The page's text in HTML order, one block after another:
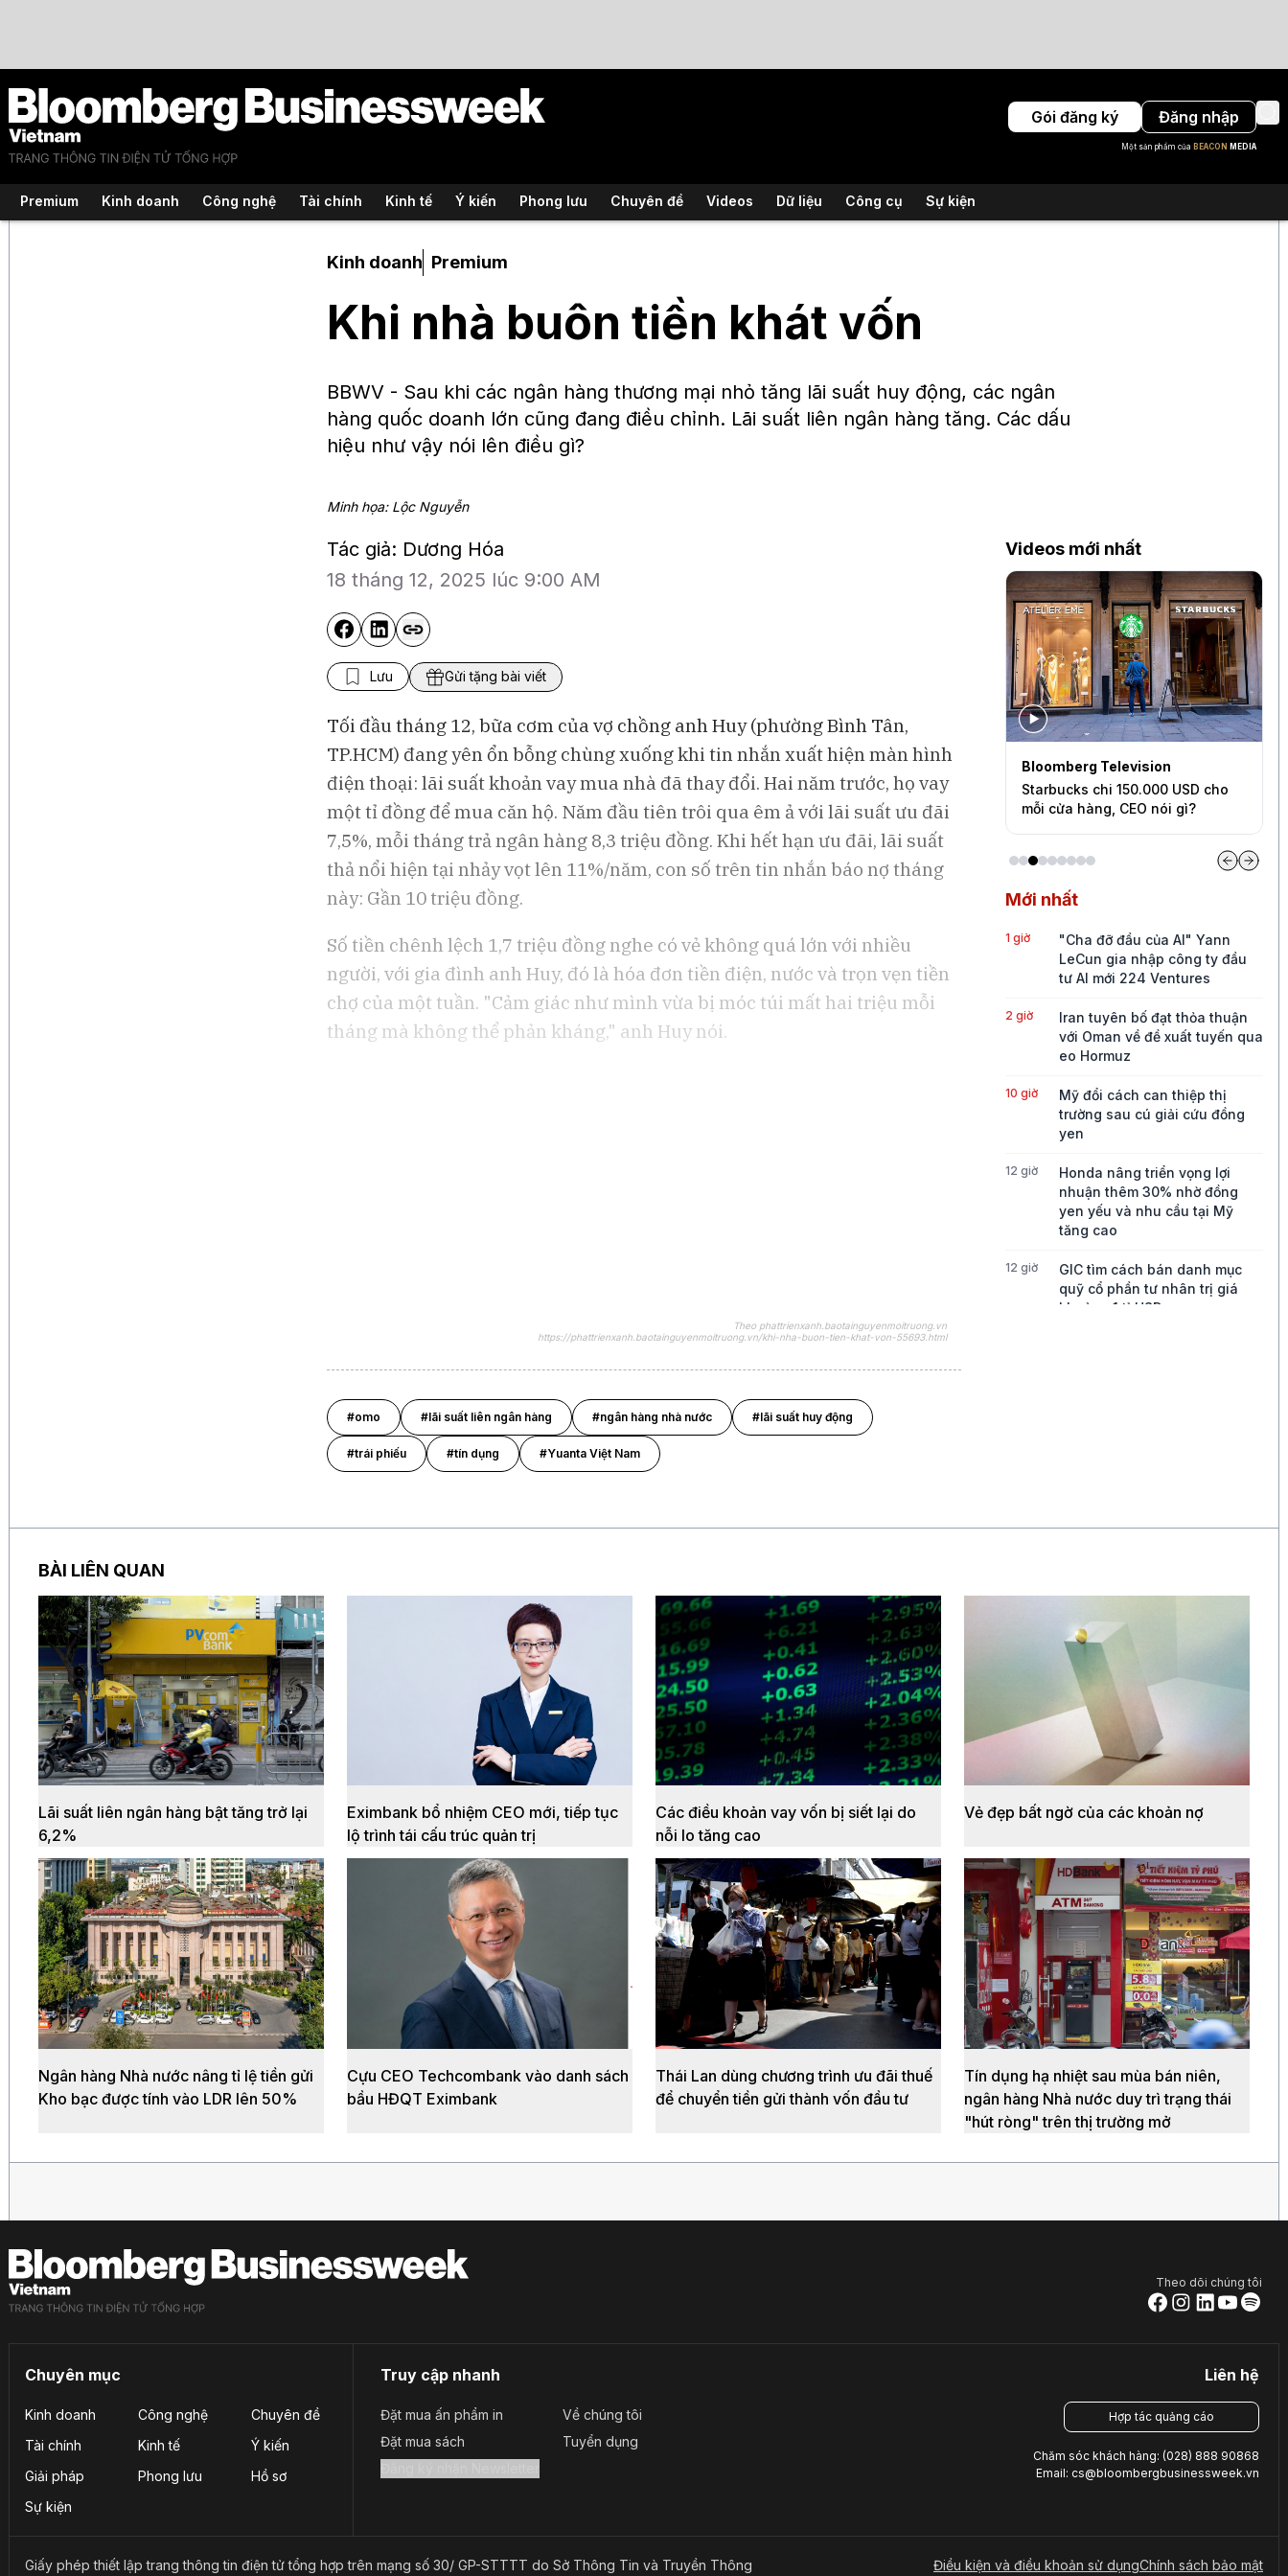
Gói đăng ký Đăng nhập
Một sản phẩm của BEACON MEDIA
Premium Kinh doanh Công nghệ Tài chính Kinh tế Ý kiến Phong lưu Chuyên đề Videos Dữ liệu Công cụ Sự kiện
Kinh doanh Premium
Khi nhà buôn tiền khát vốn
BBWV - Sau khi các ngân hàng thương mại nhỏ tăng lãi suất huy động, các ngân
hàng quốc doanh lớn cũng đang điều chỉnh. Lãi suất liên ngân hàng tăng. Các dấu
hiệu như vậy nói lên điều gì?
Minh họa: Lộc Nguyễn
Tác giả: Dương Hóa
18 tháng 12, 2025 lúc 9:00 AM
Lưu Gửi tặng bài viết
Tối đầu tháng 12, bữa cơm của vợ chồng anh Huy (phường Bình Tân,
TP.HCM) đang yên ổn bỗng chùng xuống khi tin nhắn xuất hiện màn hình
điện thoại: lãi suất khoản vay mua nhà đã thay đổi. Hai năm trước, họ vay
một tỉ đồng để mua căn hộ. Năm đầu tiên trôi qua êm ả với lãi suất ưu đãi
7,5%, mỗi tháng trả ngân hàng 8,3 triệu đồng. Khi hết hạn ưu đãi, lãi suất
thả nổi hiện tại nhảy vọt lên 11%/năm, con số trên tin nhắn báo nợ tháng
này: Gần 10 triệu đồng.
Số tiền chênh lệch 1,7 triệu đồng nghe có vẻ không quá lớn với nhiều
người, với gia đình anh Huy, đó là hóa đơn tiền điện, nước và trọn vẹn tiền
chợ của một tuần. "Cảm giác như mình vừa bị móc túi mất hai triệu mỗi
tháng mà không thể phản kháng," anh Huy nói.
Videos mới nhất
BAM Studios
Thị trường chứng khoán nửa cuối
2026: Phân hoá mạnh, rủi ro từ tỉ
Bloomberg Television
AI cần được quản lý đến đâu?
Góc nhìn từ Jason Furman
Bloomberg Television
Starbucks chi 150.000 USD cho
mỗi cửa hàng, CEO nói gì?
Mới nhất
1 giờ
"Cha đỡ đầu của AI" Yann
LeCun gia nhập công ty đầu
tư AI mới 224 Ventures
2 giờ
Iran tuyên bố đạt thỏa thuận
với Oman về đề xuất tuyến qua
eo Hormuz
10 giờ
Mỹ đổi cách can thiệp thị
trường sau cú giải cứu đồng
yen
12 giờ
Honda nâng triển vọng lợi
nhuận thêm 30% nhờ đồng
yen yếu và nhu cầu tại Mỹ
tăng cao
12 giờ
GIC tìm cách bán danh mục
quỹ cổ phần tư nhân trị giá
khoảng 1 tỉ USD
"Tank Day"
AI của OpenAI, Anthropic bị
phát hiện chèn mã độc trong
thử nghiệm an ninh
Theo phattrienxanh.baotainguyenmoitruong.vn
https://phattrienxanh.baotainguyenmoitruong.vn/khi-nha-buon-tien-khat-von-55693.html
#omo #lãi suất liên ngân hàng #ngân hàng nhà nước #lãi suất huy động
#trái phiếu #tín dụng #Yuanta Việt Nam
BÀI LIÊN QUAN
Lãi suất liên ngân hàng bật tăng trở lại
6,2%
Eximbank bổ nhiệm CEO mới, tiếp tục
lộ trình tái cấu trúc quản trị
Các điều khoản vay vốn bị siết lại do
nỗi lo tăng cao
Vẻ đẹp bất ngờ của các khoản nợ
Ngân hàng Nhà nước nâng tỉ lệ tiền gửi
Kho bạc được tính vào LDR lên 50%
Cựu CEO Techcombank vào danh sách
bầu HĐQT Eximbank
Thái Lan dùng chương trình ưu đãi thuế
để chuyển tiền gửi thành vốn đầu tư
Tín dụng hạ nhiệt sau mùa bán niên,
ngân hàng Nhà nước duy trì trạng thái
"hút ròng" trên thị trường mở
Theo dõi chúng tôi
Chuyên mục
Kinh doanh Công nghệ
Chuyên đề
Tài chính
Kinh tế
Ý kiến
Giải pháp
Phong lưu
Hồ sơ
Sự kiện
Truy cập nhanh
Đặt mua ấn phẩm in
Đặt mua sách
Về chúng tôi
Tuyển dụng
Liên hệ
Hợp tác quảng cáo
Chăm sóc khách hàng: (028) 888 90868
Email: cs@bloombergbusinessweek.vn
Giấy phép thiết lập trang thông tin điện tử tổng hợp trên mạng số 30/ GP-STTTT do Sở Thông Tin và Truyền Thông Điều kiện và điều khoản sử dụngChính sách bảo mật